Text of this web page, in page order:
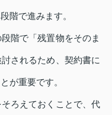
階で進みます。
階で「残置物をそのま
されるため、契約書に
が重要です。
ろえておくことで、代